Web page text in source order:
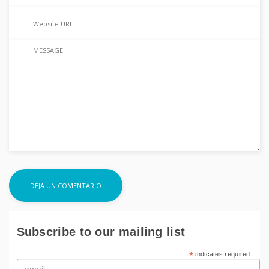
Subscribe to our mailing list
* indicates required
Email